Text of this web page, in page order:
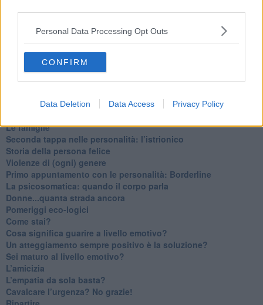
Personal Data Processing Opt Outs
CONFIRM
Data Deletion Data Access Privacy Policy
​Venerdì emozionalmente sostenibile
Contornati di persone che…
Non dare niente per scontato
Che cos’è la dipendenza affettiva?
Quarta tappa nelle personalità: il narcisista
​Nuovi arrivi!
​Terza tappa nelle personalità: l’antisociale
Le famiglie
Seconda tappa nelle personalità: l’istrionico
​Storia della persona felice
Violenze di (ogni) genere
​Primo appuntamento con le personalità: Borderline
La psicosomatica: quando il corpo parla
Donne...quanta strada ancora
​Pomeriggi eco-logici
​Come stai?
Cosa significa guarire a livello emotivo?
​Un atteggiamento sempre positivo è la soluzione?
​Sei maturo al livello emotivo?
​L’amicizia
​L’empatia da sola basta?
​Cavalcare l’urgenza? No grazie!